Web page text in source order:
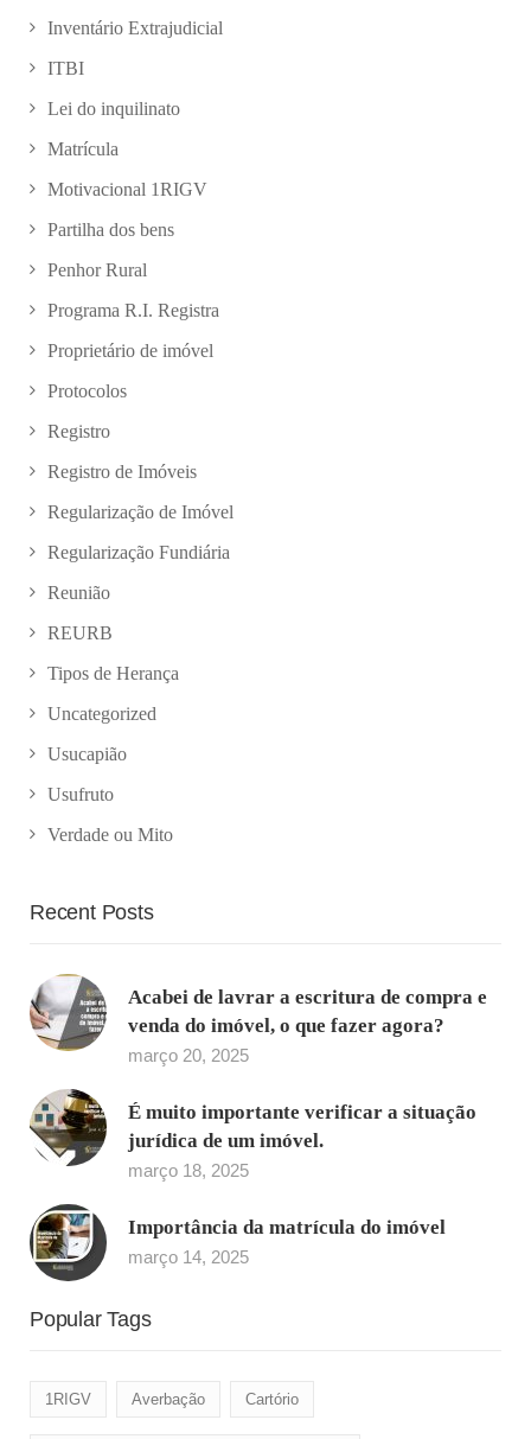
Inventário Extrajudicial
ITBI
Lei do inquilinato
Matrícula
Motivacional 1RIGV
Partilha dos bens
Penhor Rural
Programa R.I. Registra
Proprietário de imóvel
Protocolos
Registro
Registro de Imóveis
Regularização de Imóvel
Regularização Fundiária
Reunião
REURB
Tipos de Herança
Uncategorized
Usucapião
Usufruto
Verdade ou Mito
Recent Posts
Acabei de lavrar a escritura de compra e
venda do imóvel, o que fazer agora?
março 20, 2025
É muito importante verificar a situação
jurídica de um imóvel.
março 18, 2025
Importância da matrícula do imóvel
março 14, 2025
Popular Tags
1RIGV Averbação Cartório